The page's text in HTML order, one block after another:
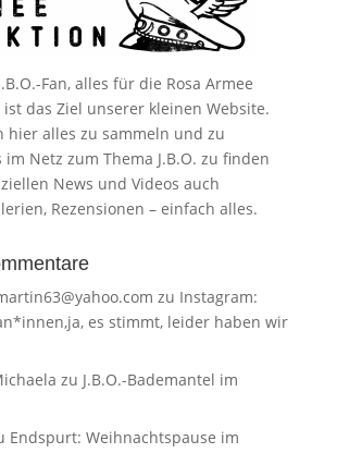
Fan, alles für die Rosa Armee
ist das Ziel unserer kleinen Website.
hier alles zu sammeln und zu
Netz zum Thema J.B.O. zu finden
News und Videos auch
Rezensionen – einfach alles.
zu Instagram:
es stimmt, leider haben wir
zu J.B.O.-Bademantel im
Endspurt: Weihnachtspause im